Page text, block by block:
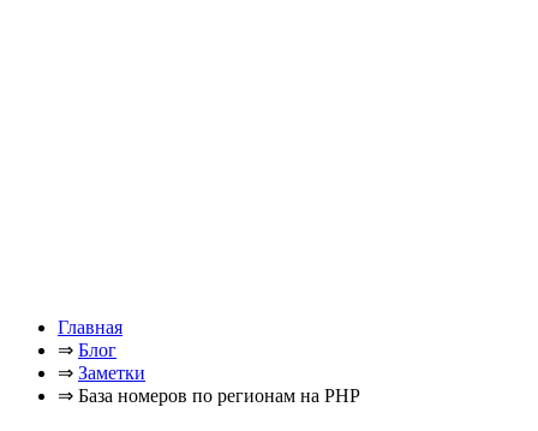
Главная
⇒ Блог
⇒ Заметки
⇒ База номеров по регионам на PHP